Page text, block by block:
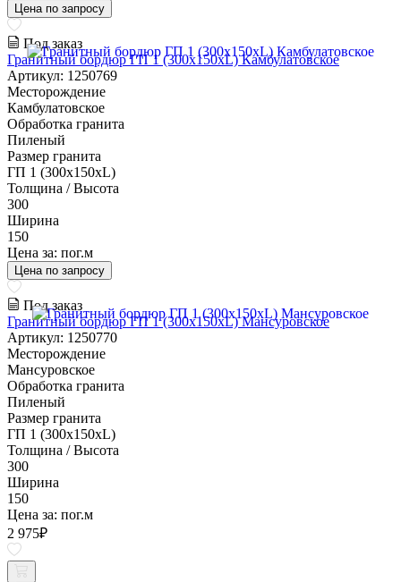
Цена по запросу
Под заказ
Гранитный бордюр ГП 1 (300x150xL) Камбулатовское
Артикул: 1250769
Месторождение
Камбулатовское
Обработка гранита
Пиленый
Размер гранита
ГП 1 (300x150xL)
Толщина / Высота
300
Ширина
150
Цена за: пог.м
Цена по запросу
Под заказ
Гранитный бордюр ГП 1 (300x150xL) Мансуровское
Артикул: 1250770
Месторождение
Мансуровское
Обработка гранита
Пиленый
Размер гранита
ГП 1 (300x150xL)
Толщина / Высота
300
Ширина
150
Цена за: пог.м
2 975₽